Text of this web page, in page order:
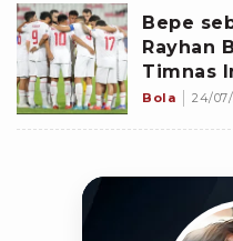
Bepe
Rayhan
Timnas
Bola 24/07/